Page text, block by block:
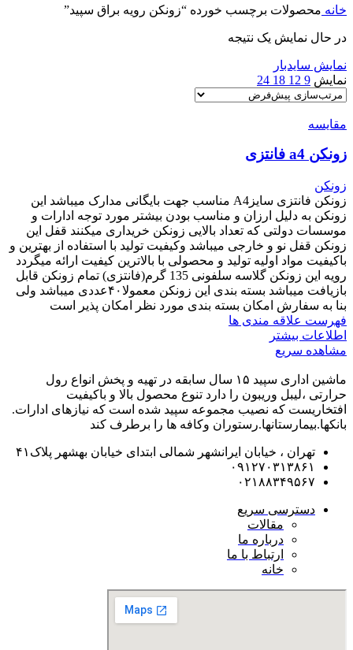
خانه محصولات برچسب خورده “زونکن رویه براق سپید”
در حال نمایش یک نتیجه
نمایش سایدبار
نمایش 9
12
18
24
مقایسه
زونکن a4 فانتزی
زونکن
زونکن فانتزی سایزA4 مناسب جهت بایگانی مدارک میباشد این
زونکن به دلیل ارزان و مناسب بودن بیشتر مورد توجه ادارات و
موسسات دولتی که تعداد بالایی زونکن خریداری میکنند قفل این
زونکن قفل نو و خارجی میباشد وکیفیت تولید با استفاده از بهترین و
باکیفیت مواد اولیه تولید و محصولی با بالاترین کیفیت ارائه میگردد
رویه این زونکن گلاسه سلفونی 135 گرم(فانتزی) تمام زونکن قابل
بازیافت میباشد بسته بندی این زونکن معمولا۴۰عددی میباشد ولی
بنا به سفارش امکان بسته بندی مورد نظر امکان پذیر است
فهرست علاقه مندی ها
اطلاعات بیشتر
مشاهده سریع
ماشین اداری سپید ۱۵ سال سابقه در تهیه و پخش انواع رول
حرارتی ،لیبل وریبون را دارد تنوع محصول بالا و باکیفیت
افتخاریست که نصیب مجموعه سپید شده است که نیازهای ادارات.
بانکها.بیمارستانها.رستوران و‌کافه ها را برطرف کند
تهران ، خیابان ایرانشهر شمالی ابتدای خیابان بهشهر پلاک۴۱
۰۹۱۲۷۰۳۱۳۸۶۱
۰۲۱۸۸۳۴۹۵۶۷
دسترسی سریع
مقالات
درباره ما
ارتباط با ما
خانه